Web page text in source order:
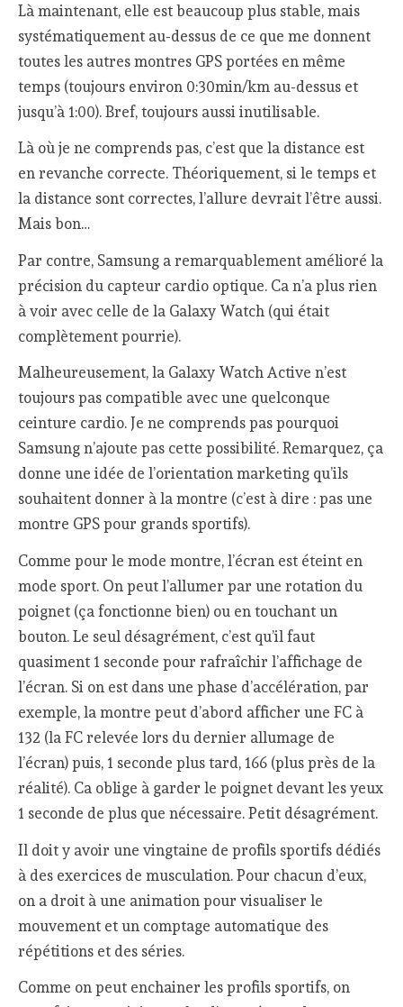
Là maintenant, elle est beaucoup plus stable, mais
systématiquement au-dessus de ce que me donnent
toutes les autres montres GPS portées en même
temps (toujours environ 0:30min/km au-dessus et
jusqu’à 1:00). Bref, toujours aussi inutilisable.
Là où je ne comprends pas, c’est que la distance est
en revanche correcte. Théoriquement, si le temps et
la distance sont correctes, l’allure devrait l’être aussi.
Mais bon…
Par contre, Samsung a remarquablement amélioré la
précision du capteur cardio optique. Ca n’a plus rien
à voir avec celle de la Galaxy Watch (qui était
complètement pourrie).
Malheureusement, la Galaxy Watch Active n’est
toujours pas compatible avec une quelconque
ceinture cardio. Je ne comprends pas pourquoi
Samsung n’ajoute pas cette possibilité. Remarquez, ça
donne une idée de l’orientation marketing qu’ils
souhaitent donner à la montre (c’est à dire : pas une
montre GPS pour grands sportifs).
Comme pour le mode montre, l’écran est éteint en
mode sport. On peut l’allumer par une rotation du
poignet (ça fonctionne bien) ou en touchant un
bouton. Le seul désagrément, c’est qu’il faut
quasiment 1 seconde pour rafraîchir l’affichage de
l’écran. Si on est dans une phase d’accélération, par
exemple, la montre peut d’abord afficher une FC à
132 (la FC relevée lors du dernier allumage de
l’écran) puis, 1 seconde plus tard, 166 (plus près de la
réalité). Ca oblige à garder le poignet devant les yeux
1 seconde de plus que nécessaire. Petit désagrément.
Il doit y avoir une vingtaine de profils sportifs dédiés
à des exercices de musculation. Pour chacun d’eux,
on a droit à une animation pour visualiser le
mouvement et un comptage automatique des
répétitions et des séries.
Comme on peut enchainer les profils sportifs, on